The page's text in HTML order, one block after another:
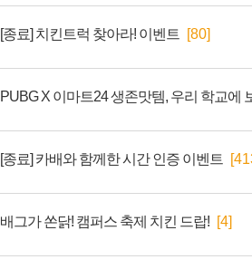
[종료] 치킨트럭 찾아라! 이벤트 [80]
[종료] 카배와 함께한 시간 인증 이벤트
배그가 쏜닭! 캠퍼스 축제 치킨 드랍! [4]